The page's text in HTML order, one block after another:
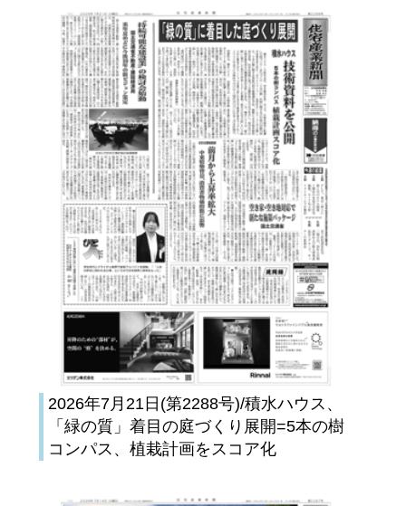
2026年7月21日(第2288号)/積水ハウス、
「緑の質」着目の庭づくり展開=5本の樹
コンパス、植栽計画をスコア化